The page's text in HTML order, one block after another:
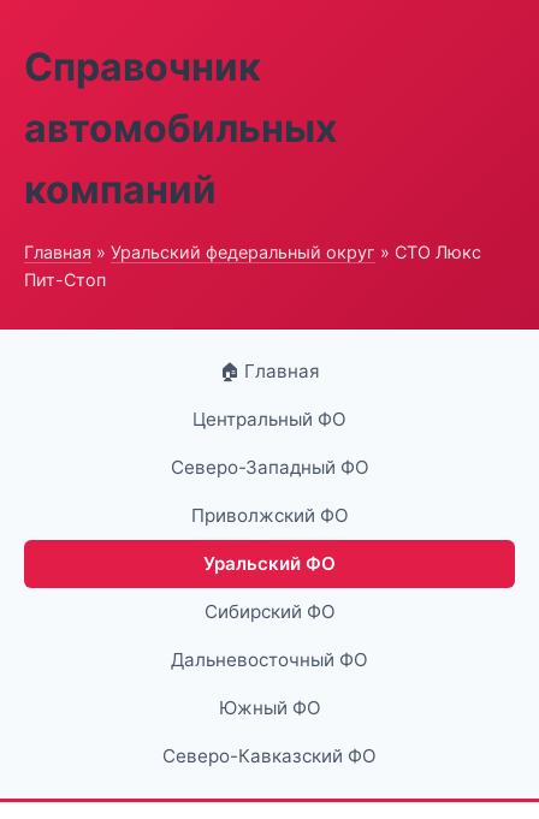
Справочник
автомобильных
компаний
Главная » Уральский федеральный округ » СТО Люкс
Пит-Стоп
🏠 Главная
Центральный ФО
Северо-Западный ФО
Приволжский ФО
Уральский ФО
Сибирский ФО
Дальневосточный ФО
Южный ФО
Северо-Кавказский ФО